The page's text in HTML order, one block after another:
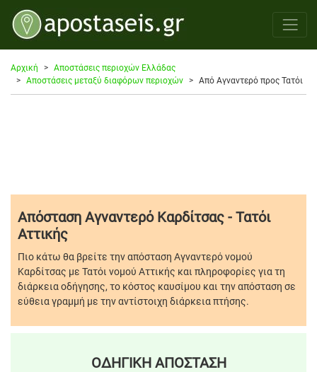
Αρχική
Αποστάσεις περιοχών Ελλάδας
Αποστάσεις μεταξύ διαφόρων περιοχών
Από Αγναντερό προς Τατόι
Απόσταση Αγναντερό Καρδίτσας - Τατόι
Αττικής
Πιο κάτω θα βρείτε την απόσταση Αγναντερό νομού
Καρδίτσας με Τατόι νομού Αττικής και πληροφορίες για τη
διάρκεια οδήγησης, το κόστος καυσίμου και την απόσταση σε
εύθεια γραμμή με την αντίστοιχη διάρκεια πτήσης.
ΟΔΗΓΙΚΗ ΑΠΟΣΤΑΣΗ